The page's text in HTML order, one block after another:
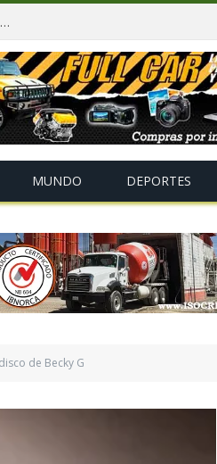
Paz y gobernadores firman acuerdo del 50/50 que proyecta redistribuir recursos y tributos desde 2027
MUNDO DEPORTES
de Becky G